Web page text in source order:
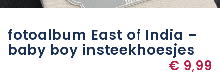
fotoalbum East of India –
baby boy insteekhoesjes
€ 9,99